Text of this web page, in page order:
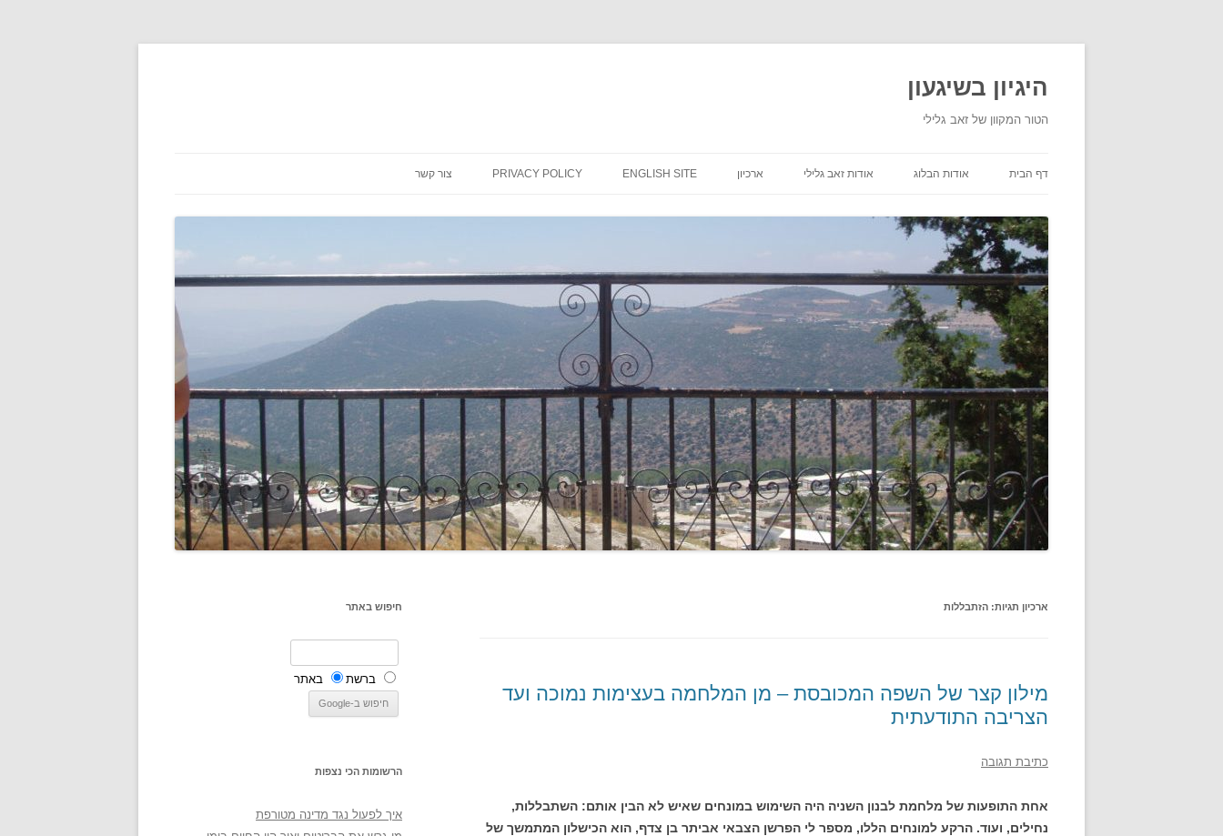
היגיון בשיגעון
הטור המקוון של זאב גלילי
דף הבית אודות הבלוג אודות זאב גלילי ארכיון ENGLISH SITE
PRIVACY POLICY צור קשר
ארכיון תגיות: הזתבללות
מילון קצר של השפה המכובסת – מן המלחמה בעצימות נמוכה ועד
הצריבה התודעתית
כתיבת תגובה
אחת התופעות של מלחמת לבנון השניה היה השימוש במונחים שאיש לא הבין אותם: השתבללות,
נחילים, ועוד. הרקע למונחים הללו, מספר לי הפרשן הצבאי אביתר בן צדף, הוא הכישלון המתמשך של
חיפוש באתר
ברשת באתר
הרשומות הכי נצפות
איך לפעול נגד מדינה מטורפת